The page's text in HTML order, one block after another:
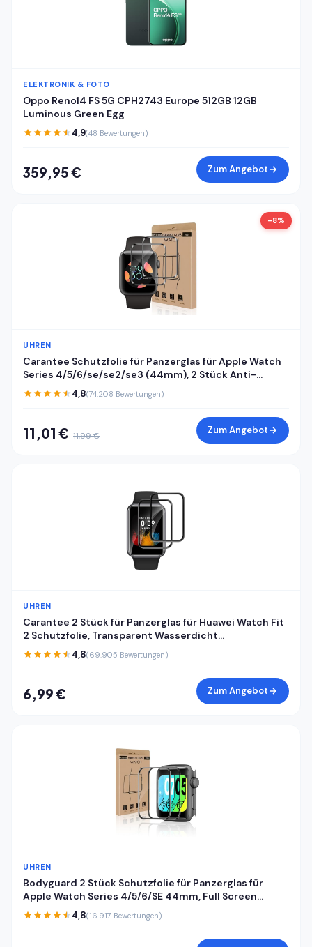
ELEKTRONIK & FOTO
Oppo Reno14 FS 5G CPH2743 Europe 512GB 12GB
Luminous Green Egg
4,9(48 Bewertungen)
359,95 € Zum Angebot
-8%
UHREN
Carantee Schutzfolie für Panzerglas für Apple Watch
Series 4/5/6/se/se2/se3 (44mm), 2 Stück Anti-
Kratzen Displayfolie, 3D Kante, Sensible Berührung, HD
Blasenfrei Apple Watch 44mm Displayschutzfolie
4,8(74.208 Bewertungen)
11,01 € 11,99 € Zum Angebot
UHREN
Carantee 2 Stück für Panzerglas für Huawei Watch Fit
2 Schutzfolie, Transparent Wasserdicht
Displayschutzfolie für Huawei Watch Fit 2, Stoßfeste
Sensitive Touch Antifouling Schutzglas Folie
4,8(69.905 Bewertungen)
6,99 € Zum Angebot
UHREN
Bodyguard 2 Stück Schutzfolie für Panzerglas für
Apple Watch Series 4/5/6/SE 44mm, Full Screen
Kratzfest Bruchsicher Apple Watch 44mm
Displayschutzfolie, Vollflächiger Schutz iWatch
4,8(16.917 Bewertungen)